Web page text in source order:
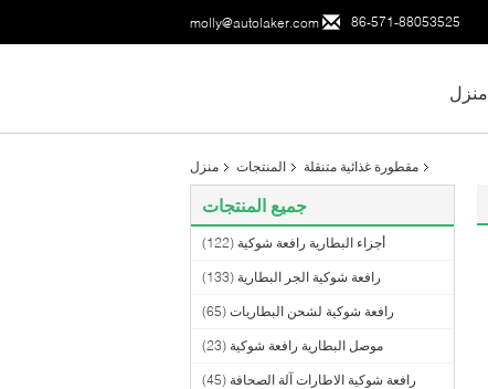
molly@autolaker.com 86-571-88053525
منزل
منزل المنتجات مقطورة غذائية متنقلة
جميع المنتجات
أجزاء البطارية رافعة شوكية (122)
رافعة شوكية الجر البطارية (133)
رافعة شوكية لشحن البطاريات (65)
موصل البطارية رافعة شوكية (23)
رافعة شوكية الاطارات آلة الصحافة (45)